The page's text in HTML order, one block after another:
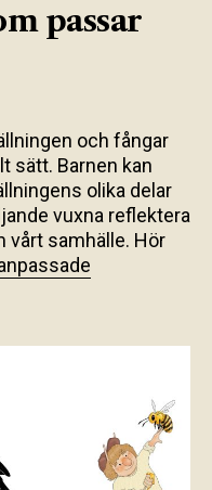
passar
och fångar
sätt. Barnen kan
olika delar
vuxna reflektera
vårt samhälle. Hör